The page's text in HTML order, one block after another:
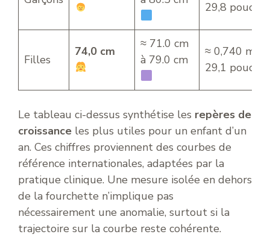
29,8 pouces
Filles
74,0 cm
≈ 71.0 cm
à 79.0 cm
≈ 0,740 m •
29,1 pouces
Le tableau ci-dessus synthétise les repères de
croissance les plus utiles pour un enfant d’un
an. Ces chiffres proviennent des courbes de
référence internationales, adaptées par la
pratique clinique. Une mesure isolée en dehors
de la fourchette n’implique pas
nécessairement une anomalie, surtout si la
trajectoire sur la courbe reste cohérente.